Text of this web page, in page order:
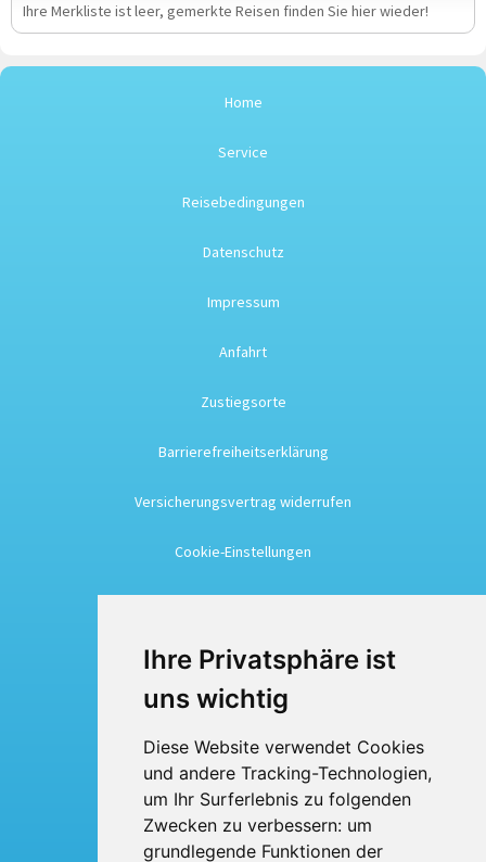
Ihre Privatsphäre ist
uns wichtig
Diese Website verwendet Cookies
und andere Tracking-Technologien,
um Ihr Surferlebnis zu folgenden
Zwecken zu verbessern: um
grundlegende Funktionen der
Ihre Merkliste ist leer, gemerkte Reisen finden Sie hier wieder!
Home
Service
Reisebedingungen
Datenschutz
Impressum
Anfahrt
Zustiegsorte
Barrierefreiheitserklärung
Versicherungsvertrag widerrufen
Cookie-Einstellungen
Busmiete
Über uns
Kontakt